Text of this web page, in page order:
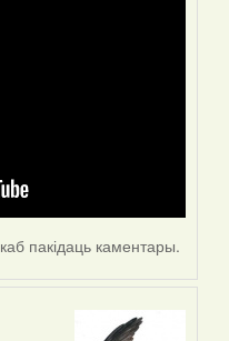
каб пакідаць каментары.